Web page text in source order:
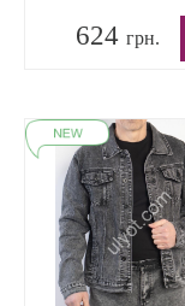
624 грн.